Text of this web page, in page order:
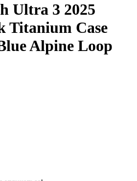
Ultra 3 2025
Titanium Case
Alpine Loop